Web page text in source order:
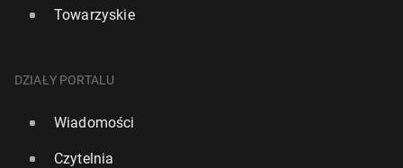
Towarzyskie
DZIAŁY PORTALU
Wiadomości
Czytelnia